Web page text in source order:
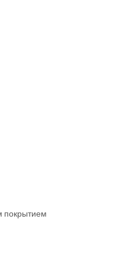
покрытием